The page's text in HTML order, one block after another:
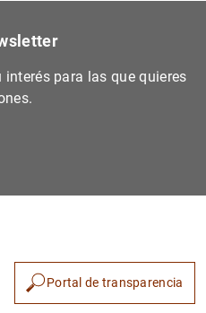
para las que quieres
Portal de transparencia